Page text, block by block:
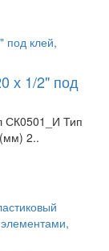
х 1/2" под
СК0501_И Тип
2..